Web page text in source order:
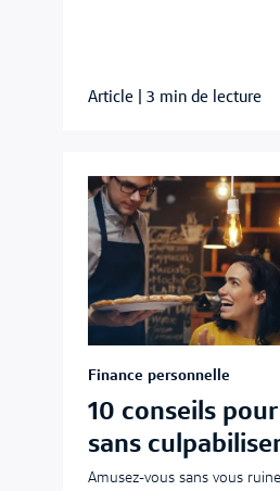
Article 3 min de lecture
Finance personnelle
10 conseils
sans
Amusez-vous sans vous